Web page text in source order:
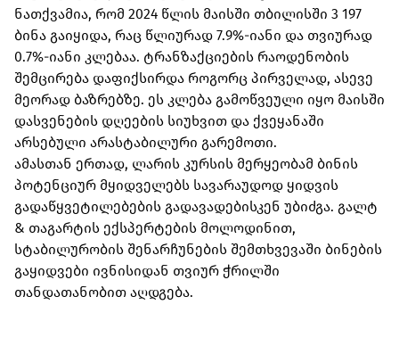
ნათქვამია, რომ 2024 წლის მაისში თბილისში 3 197
ბინა გაიყიდა, რაც წლიურად 7.9%-იანი და თვიურად
0.7%-იანი კლებაა. ტრანზაქციების რაოდენობის
შემცირება დაფიქსირდა როგორც პირველად, ასევე
მეორად ბაზრებზე. ეს კლება გამოწვეული იყო მაისში
დასვენების დღეების სიუხვით და ქვეყანაში
არსებული არასტაბილური გარემოთი.
ამასთან ერთად, ლარის კურსის მერყეობამ ბინის
პოტენციურ მყიდველებს სავარაუდოდ ყიდვის
გადაწყვეტილებების გადავადებისკენ უბიძგა. გალტ
& თაგარტის ექსპერტების მოლოდინით,
სტაბილურობის შენარჩუნების შემთხვევაში ბინების
გაყიდვები ივნისიდან თვიურ ჭრილში
თანდათანობით აღდგება.